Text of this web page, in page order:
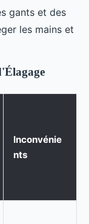
gants et des
les mains et
Inconvénie
nts